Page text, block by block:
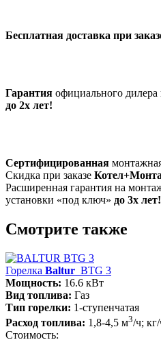
Бесплатная доставка при
Гарантия официального дилера
до 2х лет!
Сертифицированная
Скидка при заказе
Расширенная гарантия на
установки «под ключ» до 3х лет!
Смотрите также
Горелка Baltur BTG 3
Мощность: 16.6 кВт
Вид топлива: Газ
Тип горелки: 1-ступенчатая
Расход топлива: 1,8-4,5 м3/ч;
Стоимость: